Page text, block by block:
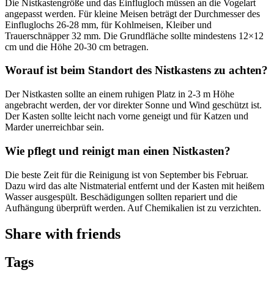
Die Nistkastengröße und das Einflugloch müssen an die Vogelart
angepasst werden. Für kleine Meisen beträgt der Durchmesser des
Einfluglochs 26-28 mm, für Kohlmeisen, Kleiber und
Trauerschnäpper 32 mm. Die Grundfläche sollte mindestens 12×12
cm und die Höhe 20-30 cm betragen.
Worauf ist beim Standort des Nistkastens zu achten?
Der Nistkasten sollte an einem ruhigen Platz in 2-3 m Höhe
angebracht werden, der vor direkter Sonne und Wind geschützt ist.
Der Kasten sollte leicht nach vorne geneigt und für Katzen und
Marder unerreichbar sein.
Wie pflegt und reinigt man einen Nistkasten?
Die beste Zeit für die Reinigung ist von September bis Februar.
Dazu wird das alte Nistmaterial entfernt und der Kasten mit heißem
Wasser ausgespült. Beschädigungen sollten repariert und die
Aufhängung überprüft werden. Auf Chemikalien ist zu verzichten.
Share with friends
Tags